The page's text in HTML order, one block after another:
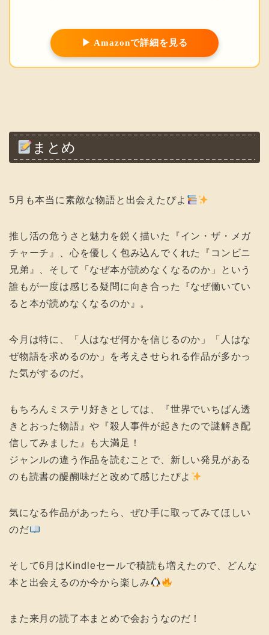
▶ Amazonで詳細を見る
まとめ
5月も本当に素敵な物語と出会えたぴよ
推し活の危うさと魅力を鋭く描いた『イン・ザ・メガ
チャーチ』、心を優しく包み込んでくれた『コンビニ
兄弟』、そして「なぜ本が読めなくなるのか」という
誰もが一度は感じる疑問に向き合った『なぜ働いてい
ると本が読めなくなるのか』。
今月は特に、「人はなぜ何かを信じるのか」「人はな
ぜ物語を求めるのか」を考えさせられる作品が多かっ
た気がするのだ。
もちろんミステリ好きとしては、『世界でいちばん透
きとおった物語』や『殺人事件が起きたので謎解き配
信してみました』も大満足！
ジャンルの違う作品を読むことで、新しい発見がある
のも読書の醍醐味だと改めて感じたぴよ
気になる作品があったら、ぜひ手に取ってみてほしい
のだ
そして6月はKindleセールで積読も増えたので、どんな
本と出会えるのか今から楽しみ
また来月の読了本まとめで会おうなのだ！